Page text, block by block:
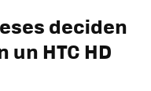
deciden
HTC HD